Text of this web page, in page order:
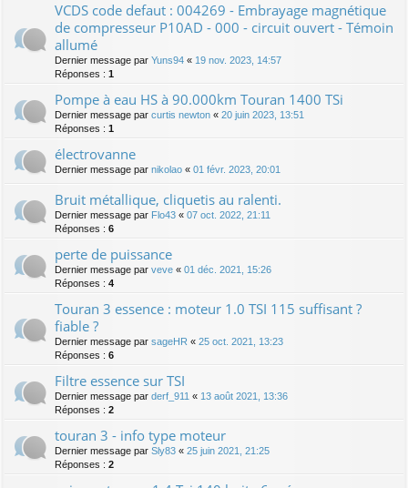
VCDS code defaut : 004269 - Embrayage magnétique
de compresseur P10AD - 000 - circuit ouvert - Témoin
allumé
Dernier message par Yuns94 « 19 nov. 2023, 14:57
Réponses : 1
Pompe à eau HS à 90.000km Touran 1400 TSi
Dernier message par curtis newton « 20 juin 2023, 13:51
Réponses : 1
électrovanne
Dernier message par nikolao « 01 févr. 2023, 20:01
Bruit métallique, cliquetis au ralenti.
Dernier message par Flo43 « 07 oct. 2022, 21:11
Réponses : 6
perte de puissance
Dernier message par veve « 01 déc. 2021, 15:26
Réponses : 4
Touran 3 essence : moteur 1.0 TSI 115 suffisant ?
fiable ?
Dernier message par sageHR « 25 oct. 2021, 13:23
Réponses : 6
Filtre essence sur TSI
Dernier message par derf_911 « 13 août 2021, 13:36
Réponses : 2
touran 3 - info type moteur
Dernier message par Sly83 « 25 juin 2021, 21:25
Réponses : 2